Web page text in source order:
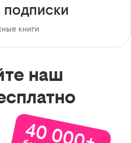
подписки
книги
наш